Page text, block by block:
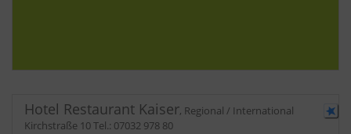
Hotel Restaurant Kaiser, Regional / International
Kirchstraße 10Tel.: 07032 978 80